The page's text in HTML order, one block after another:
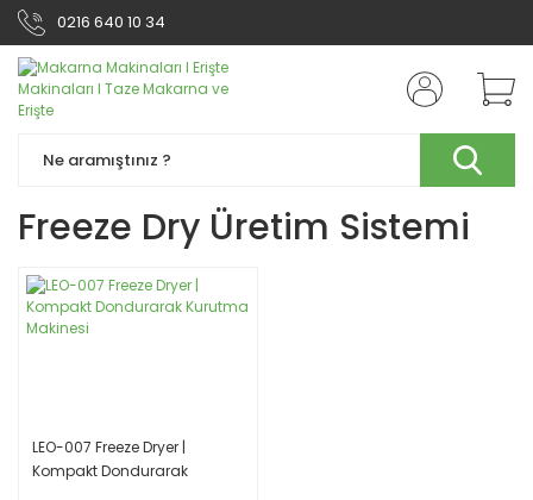
0216 640 10 34
Freeze Dry Üretim Sistemi
LEO-007 Freeze Dryer |
Kompakt Dondurarak